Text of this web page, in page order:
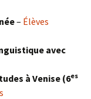
– Élèves
avec
à Venise (6es